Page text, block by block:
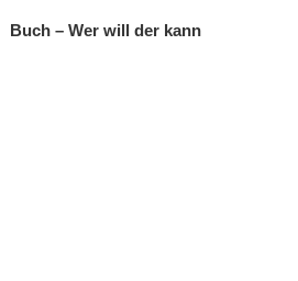
Buch – Wer will der kann